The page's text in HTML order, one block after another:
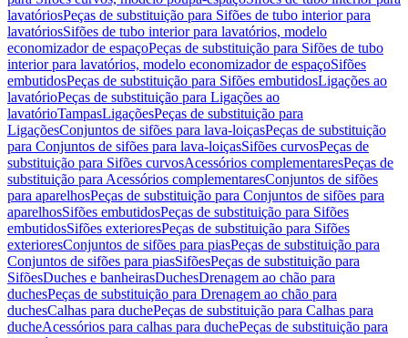
lavatóriosPeças de substituição para Sifões de tubo interior para
lavatóriosSifões de tubo interior para lavatórios, modelo
economizador de espaçoPeças de substituição para Sifões de tubo
interior para lavatórios, modelo economizador de espaçoSifões
embutidosPeças de substituição para Sifões embutidosLigações ao
lavatórioPeças de substituição para Ligações ao
lavatórioTampasLigaçõesPeças de substituição para
LigaçõesConjuntos de sifões para lava-loiçasPeças de substituição
para Conjuntos de sifões para lava-loiçasSifões curvosPeças de
substituição para Sifões curvosAcessórios complementaresPeças de
substituição para Acessórios complementaresConjuntos de sifões
para aparelhosPeças de substituição para Conjuntos de sifões para
aparelhosSifões embutidosPeças de substituição para Sifões
embutidosSifões exterioresPeças de substituição para Sifões
exterioresConjuntos de sifões para piasPeças de substituição para
Conjuntos de sifões para piasSifõesPeças de substituição para
SifõesDuches e banheirasDuchesDrenagem ao chão para
duchesPeças de substituição para Drenagem ao chão para
duchesCalhas para duchePeças de substituição para Calhas para
ducheAcessórios para calhas para duchePeças de substituição para